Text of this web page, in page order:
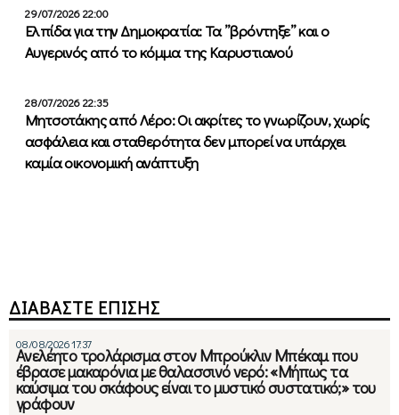
29/07/2026 22:00
Ελπίδα για την Δημοκρατία: Τα ”βρόντηξε” και ο
Αυγερινός από το κόμμα της Καρυστιανού
28/07/2026 22:35
Μητσοτάκης από Λέρο: Οι ακρίτες το γνωρίζουν, χωρίς
ασφάλεια και σταθερότητα δεν μπορεί να υπάρχει
καμία οικονομική ανάπτυξη
ΔΙΑΒΑΣΤΕ ΕΠΙΣΗΣ
08/08/2026 17:37
Ανελέητο τρολάρισμα στον Μπρούκλιν Μπέκαμ που
έβρασε μακαρόνια με θαλασσινό νερό: «Μήπως τα
καύσιμα του σκάφους είναι το μυστικό συστατικό;» του
γράφουν